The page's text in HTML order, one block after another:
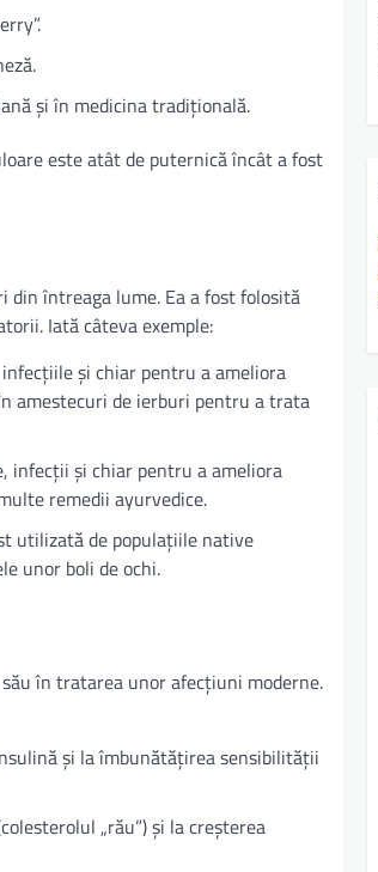
și în medicina tradițională.
este atât de puternică încât a fost
întreaga lume. Ea a fost folosită
Iată câteva exemple:
și chiar pentru a ameliora
amestecuri de ierburi pentru a trata
infecții și chiar pentru a ameliora
remedii ayurvedice.
utilizată de populațiile native
unor boli de ochi.
în tratarea unor afecțiuni moderne.
și la îmbunătățirea sensibilității
„rău”) și la creșterea